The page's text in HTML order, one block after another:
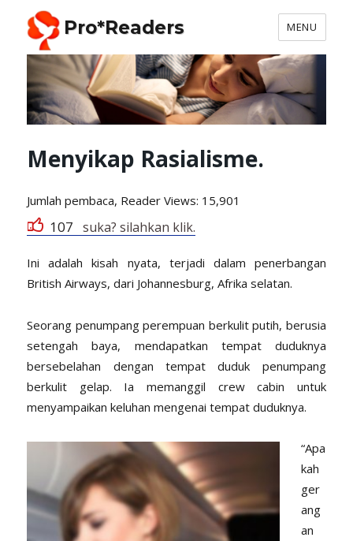
Pro*Readers MENU
Menyikap Rasialisme.
Jumlah pembaca, ReaderViews: 15,901
107 suka? silahkan klik.
Ini adalah kisah nyata, terjadi dalam penerbangan
British Airways, dari Johannesburg, Afrika selatan.
Seorang penumpang perempuan berkulit putih, berusia
setengah baya, mendapatkan tempat duduknya
bersebelahan dengan tempat duduk penumpang
berkulit gelap. Ia memanggil crew cabin untuk
menyampaikan keluhan mengenai tempat duduknya.
“Apa
kah
ger
ang
an